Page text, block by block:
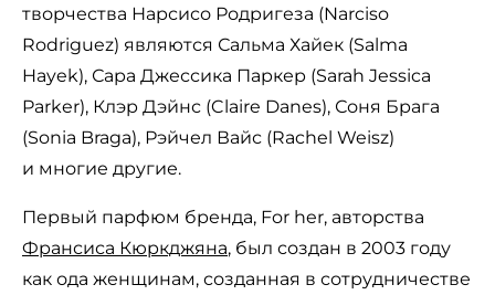
творчества Нарсисо Родригеза (Narciso
Rodriguez) являются Сальма Хайек (Salma
Hayek), Сара Джессика Паркер (Sarah Jessica
Parker), Клэр Дэйнс (Claire Danes), Соня Брага
(Sonia Braga), Рэйчел Вайс (Rachel Weisz)
и многие другие.
Первый парфюм бренда, For her, авторства
Франсиса Кюркджяна, был создан в 2003 году
как ода женщинам, созданная в сотрудничестве